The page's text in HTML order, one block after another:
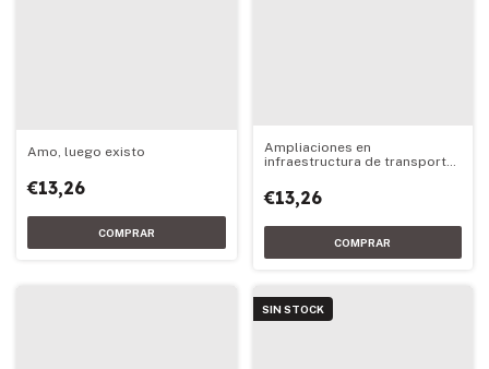
Amo, luego existo
€13,26
Ampliaciones en
infraestructura de transporte
€13,26
SIN STOCK